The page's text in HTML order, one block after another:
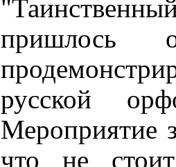
пришлось
русской
Мероприятие
что не стоит